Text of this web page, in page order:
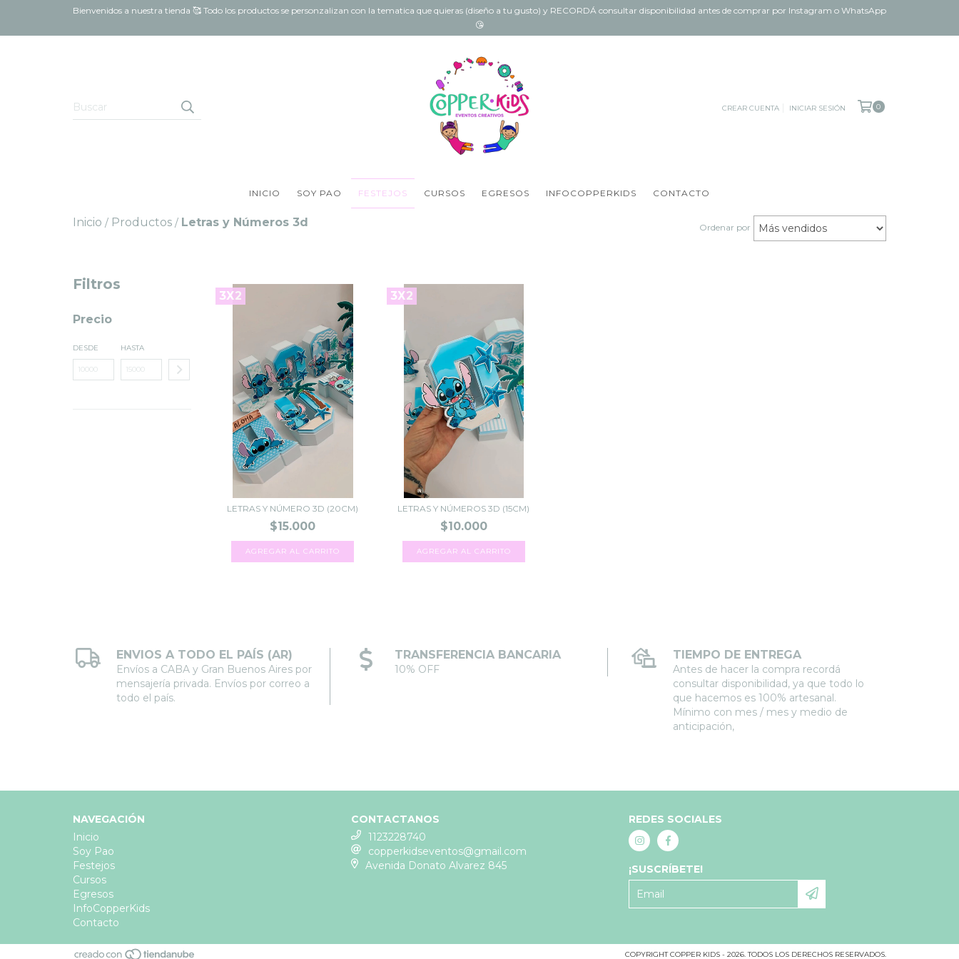
Bienvenidos a nuestra tienda 🥰 Todo los productos se personzalizan con la tematica que quieras (diseño a tu gusto) y RECORDÁ consultar disponibilidad antes de comprar por Instagram o WhatsApp
😘
CREAR CUENTA INICIAR SESIÓN 0
INICIO SOY PAO FESTEJOS CURSOS EGRESOS INFOCOPPERKIDS CONTACTO
Inicio / Productos / Letras y Números 3d Ordenar por
Filtros
Precio
DESDE HASTA
3X2
LETRAS Y NÚMERO 3D (20CM)
$15.000
3X2
LETRAS Y NÚMEROS 3D (15CM)
$10.000
ENVIOS A TODO EL PAÍS (AR)
Envíos a CABA y Gran Buenos Aires por
mensajería privada. Envíos por correo a
todo el país.
TRANSFERENCIA BANCARIA
10% OFF
TIEMPO DE ENTREGA
Antes de hacer la compra recordá
consultar disponibilidad, ya que todo lo
que hacemos es 100% artesanal.
Mínimo con mes / mes y medio de
anticipación,
NAVEGACIÓN
Inicio
Soy Pao
Festejos
Cursos
Egresos
InfoCopperKids
Contacto
CONTACTANOS
1123228740
copperkidseventos@gmail.com
Avenida Donato Alvarez 845
REDES SOCIALES
¡SUSCRÍBETE!
COPYRIGHT COPPER KIDS - 2026. TODOS LOS DERECHOS RESERVADOS.